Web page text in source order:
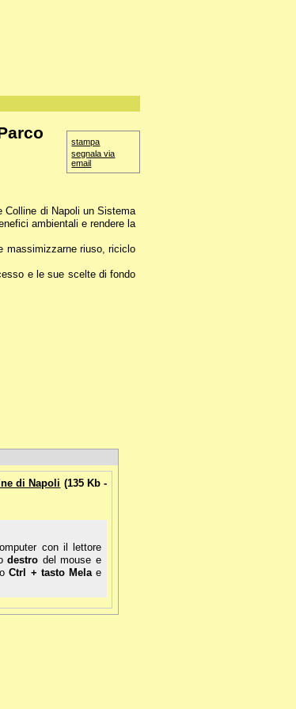
stampa
segnala via
email
Colline di Napoli un Sistema
ambientali e rendere la
massimizzarne riuso, riciclo
e le sue scelte di fondo
di Napoli (135 Kb -
con il lettore
destro del mouse e
Ctrl + tasto Melae